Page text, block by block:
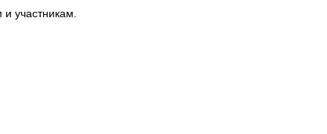
и участникам.